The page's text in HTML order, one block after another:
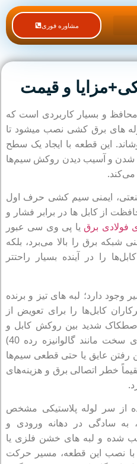
مشاوره فوری
و قیمت
و بسیار کاربردی است که
های برق‌ کشی نصب میشود تا
این قطعه با ایجاد یک سطح
شدن و آسیب دیدن روکش سیم‌ها
ایمنی سیم‌ کشی حرف اول
از کابل‌ ها در برابر فشار و
فولادی برقیا پی‌ وی‌ سی عبور
شبکه برق را بالا می‌برد، بلکه
را در آینده بسیار راحتتر
دارد؛ لبه‌ های تیز و برنده
کابل‌ها را برای تعویض از
شدید بین روکش کابل و
لبه لوله (بخصوص در لوله‌های سخت مانند گالوانیزه رده 40)
رفتن عایق یا حتی قطعی سیم‌ها
خطر اتصالی برق و هزینه‌های
از سر لوله پلاستیکی مشخص
سادگی در دهانه ورودی و
شده و لبه‌ های خشن فلزی یا
با نصب این قطعه، مسیر حرکت